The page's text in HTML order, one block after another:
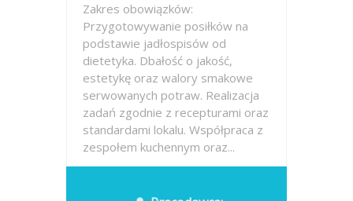
Zakres obowiązków:
Przygotowywanie posiłków na
podstawie jadłospisów od
dietetyka. Dbałość o jakość,
estetykę oraz walory smakowe
serwowanych potraw. Realizacja
zadań zgodnie z recepturami oraz
standardami lokalu. Współpraca z
zespołem kuchennym oraz...